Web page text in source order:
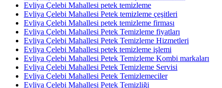
Evliya Çelebi Mahallesi petek temizleme
Evliya Çelebi Mahallesi Petek temizleme çeşitleri
Evliya Çelebi Mahallesi petek temizleme firması
Evliya Çelebi Mahallesi Petek Temizleme fiyatları
Evliya Çelebi Mahallesi Petek Temizleme Hizmetleri
Evliya Çelebi Mahallesi petek temizleme işlemi
Evliya Çelebi Mahallesi Petek Temizleme Kombi markaları
Evliya Çelebi Mahallesi Petek Temizleme Servisi
Evliya Çelebi Mahallesi Petek Temizlemeciler
Evliya Çelebi Mahallesi Petek Temizliği